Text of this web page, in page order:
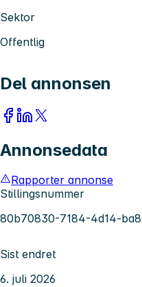
Sektor
Offentlig
Del annonsen
Annonsedata
Rapporter annonse
Stillingsnummer
80b70830-7184-4d14-
Sist endret
6. juli 2026